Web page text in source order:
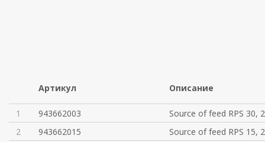
Артикул Описание
1 943662003
Source of feed RPS 30,
2
943662015
Source of feed RPS 15,